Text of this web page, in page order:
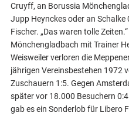
Cruyff, an Borussia
Jupp Heynckes oder an Schalke
Fischer. „Das waren tolle
Mönchengladbach mit Trainer
Weisweiler verloren die
jährigen Vereinsbestehen 1972
Zuschauern 1:5. Gegen
später vor 18.000 Besuchern
gab es ein Sonderlob für Libero